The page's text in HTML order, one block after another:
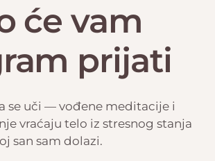
će vam
prijati
se uči — vođene meditacije i
vraćaju telo iz stresnog stanja
san sam dolazi.